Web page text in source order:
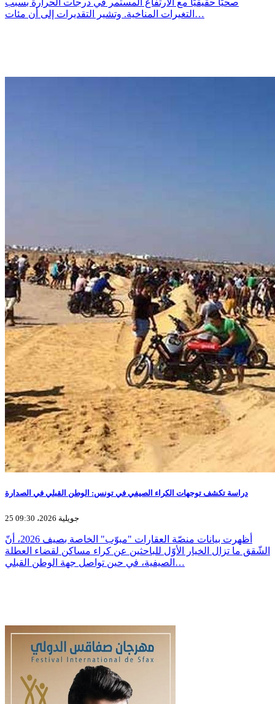
التغيرات المناخية. وتشير التقديرات إلى أن مئات…
دراسة تكشف توجهات الكراء الصيفي في تونس: الوطن القبلي في الصدارة
25 جويلية 2026، 09:30
أظهرت بيانات منصّة العقارات "مبوّب" الخاصة بصيف 2026، أنّ
الشّقق ما تزال الخيار الأوّل للباحثين عن كراء مساكن لقضاء العطلة
الصيفية، في حين تواصل جهة الوطن القبلي…